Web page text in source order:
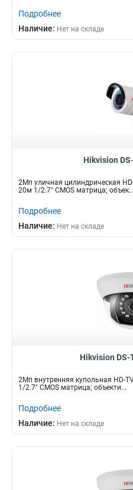
Подробнее
Наличие: Нет на складе
Hikvision
2Мп уличная цилиндрическая
20м 1/2.7" CMOS матрица; объек...
Подробнее
Наличие: Нет на складе
Hikvision DS-
2Мп внутренняя купольная HD-
1/2.7" CMOS матрица; объекти...
Подробнее
Наличие: Нет на складе